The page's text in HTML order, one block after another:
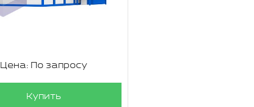
Цена: По запросу
Купить